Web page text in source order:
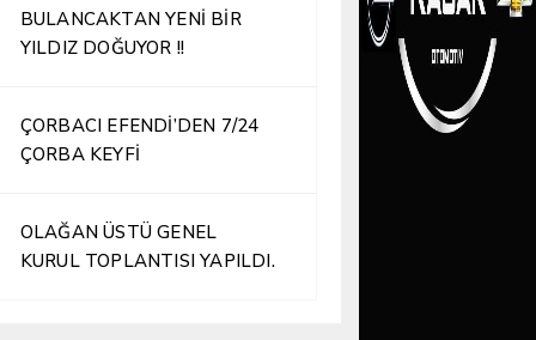
BULANCAKTAN YENİ BİR
YILDIZ DOĞUYOR !!
ÇORBACI EFENDİ’DEN 7/24
ÇORBA KEYFİ
OLAĞAN ÜSTÜ GENEL
KURUL TOPLANTISI YAPILDI.